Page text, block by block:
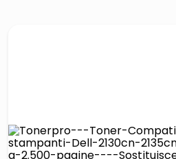
pattumiera raccolta